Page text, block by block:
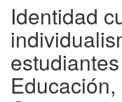
Identidad